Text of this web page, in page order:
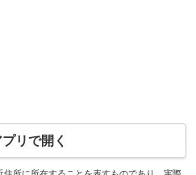
リで開く